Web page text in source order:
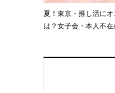
夏！東京・推し活に
は？女子会・本人不